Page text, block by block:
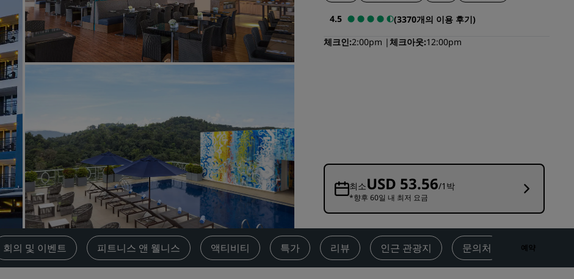
Radisson Meetings
Radisson Meetings 알아보기
회의 공간 예약
산업 솔루션
항공편 검색
항공편 검색
식사
레스토랑 검색
디지털 서비스
여행 아이디어
가족 친화적 호텔
블로그 방문하기
Radisson Rewards
프로그램 살펴보기
혜택
포인트 사용 방법
4.5
(3370개의 이용 후기)
체크인 2:00pm 체크아웃 12:00pm
최소USD 53.56/1박
*향후 60일 내 최저 요금
회의 및 이벤트 피트니스 앤 웰니스 액티비티 특가 리뷰 인근 관광지 문의처 예약